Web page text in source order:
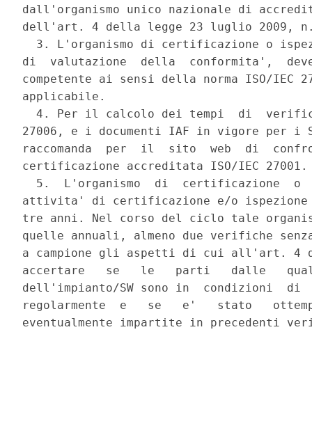
dall'organismo unico nazionale di
dell'art. 4 della legge 23 luglio 2009,
3. L'organismo di certificazione o
di  valutazione  della  conformita',
competente ai sensi della norma ISO/IEC
applicabile.
4. Per il calcolo dei tempi  di
27006, e i documenti IAF in vigore per
raccomanda  per  il  sito  web  di
certificazione accreditata ISO/IEC
5.  L'organismo  di  certificazione  o
attivita' di certificazione e/o
tre anni. Nel corso del ciclo tale
quelle annuali, almeno due verifiche
a campione gli aspetti di cui all'art. 4
accertare   se   le   parti   dalle
dell'impianto/SW sono in  condizioni  di
regolarmente  e   se   e'   stato